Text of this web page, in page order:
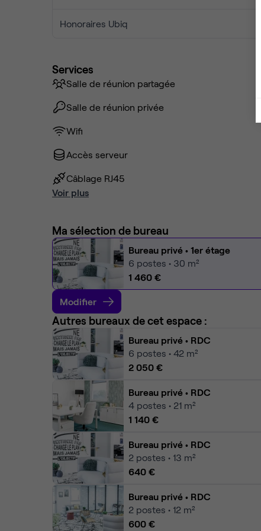
Honoraires Ubiq
Services
Salle de réunion partagée
Salle de réunion privée
Wifi
Accès serveur
Câblage RJ45
Voir plus
Ma sélection de bureau
Bureau privé • 1er étage
6 postes • 30 m²
1 460 €
Modifier
Autres bureaux de cet espace :
Bureau privé • RDC
6 postes • 42 m²
2 050 €
Bureau privé • RDC
4 postes • 21 m²
1 140 €
Bureau privé • RDC
2 postes • 13 m²
640 €
Bureau privé • RDC
2 postes • 12 m²
600 €